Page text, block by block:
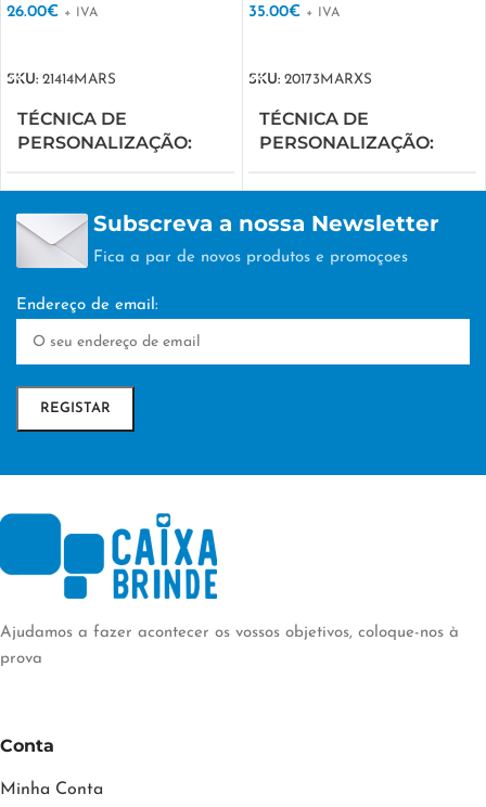
26.00€ + IVA
SKU: 21414MARS
TÉCNICA DE
PERSONALIZAÇÃO
35.00€ + IVA
SKU: 20173MARXS
TÉCNICA DE
PERSONALIZAÇÃO
Subscreva a nossa Newsletter
Fica a par de novos produtos e promoçoes
Endereço de email:
Ajudamos a fazer acontecer os vossos objetivos, coloque-nos à
prova
Conta
Minha Conta